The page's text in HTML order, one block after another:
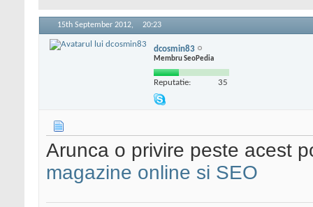
15th September 2012, 20:23
dcosmin83
Membru SeoPedia
Reputatie: 35
Arunca o privire peste acest
magazine online si SEO